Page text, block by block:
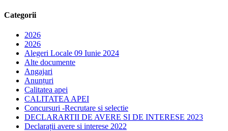
Categorii
2026
2026
Alegeri Locale 09 Iunie 2024
Alte documente
Angajari
Anunțuri
Calitatea apei
CALITATEA APEI
Concursuri -Recrutare si selectie
DECLARARTII DE AVERE SI DE INTERESE 2023
Declarații avere si interese 2022